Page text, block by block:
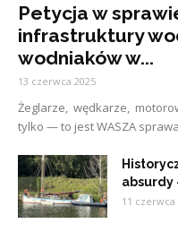
Petycja w
infrastruktury
wodniaków w...
13 czerwca 2025
Żeglarze, wędkarze,
tylko — to jest WASZA
absurdy
11 czerwca